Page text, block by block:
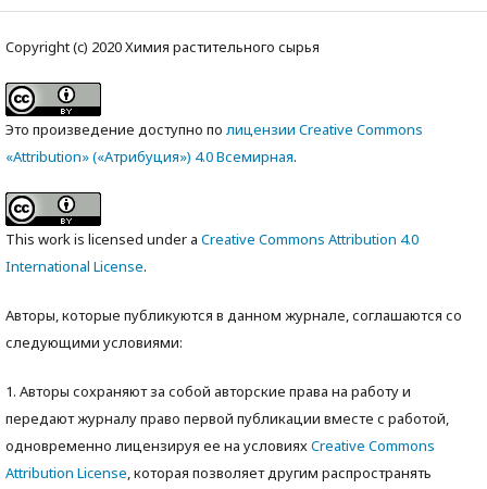
Copyright (c) 2020 Химия растительного сырья
Это произведение доступно по лицензии Creative Commons
«Attribution» («Атрибуция») 4.0 Всемирная.
This work is licensed under a Creative Commons Attribution 4.0
International License.
Авторы, которые публикуются в данном журнале, соглашаются со
следующими условиями:
1. Авторы сохраняют за собой авторские права на работу и
передают журналу право первой публикации вместе с работой,
одновременно лицензируя ее на условияхCreative Commons
Attribution License, которая позволяет другим распространять